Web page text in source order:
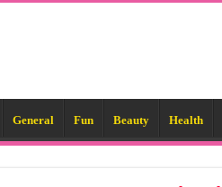
Health
Beauty
Fun
General